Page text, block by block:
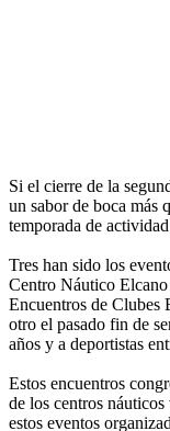
Si el cierre de la
un sabor de boca más
temporada de
Tres han sido los
Centro Náutico
Encuentros de Clubes
otro el pasado fin de
años y a deportistas
Estos encuentros
de los centros
estos eventos